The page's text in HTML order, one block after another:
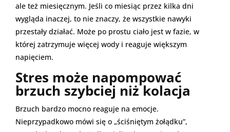
ale też miesięcznym. Jeśli co miesiąc przez kilka dni
wygląda inaczej, to nie znaczy, że wszystkie nawyki
przestały działać. Może po prostu ciało jest w fazie, w
której zatrzymuje więcej wody i reaguje większym
napięciem.
Stres może napompować
brzuch szybciej niż kolacja
Brzuch bardzo mocno reaguje na emocje.
Nieprzypadkowo mówi się o „ściśniętym żołądku”,